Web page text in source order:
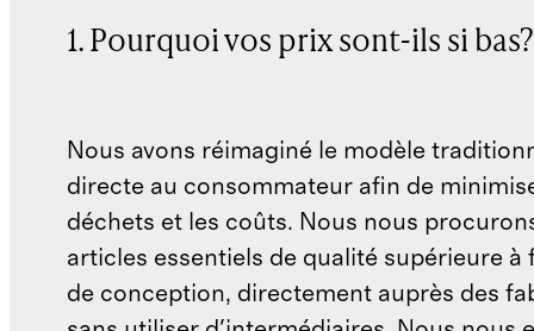
1. Pourquoi vos prix sont-ils si bas?
Nous avons réimaginé le modèle
directe au consommateur afin de
déchets et les coûts. Nous nous
articles essentiels de qualité supérieure à
de conception, directement auprès des